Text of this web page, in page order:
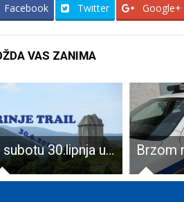
Facebook Twitter Google+
VAS ZANIMA
U subotu 30.lipnja uživajte u jedinstvenoj utrci Brinje trail!!!